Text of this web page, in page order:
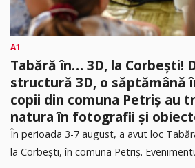
A1
Tabără în… 3D, la Corbești!
structură 3D, o săptămână
copii din comuna Petriș au
natura în fotografii și
În perioada 3-7 august, a avut loc
la Corbești, în comuna Petriș.